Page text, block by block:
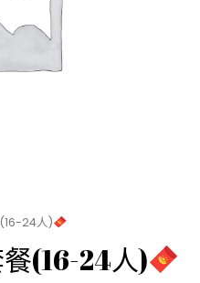
24人)
(16-24人)